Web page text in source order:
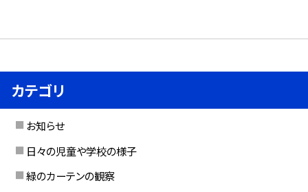
カテゴリ
お知らせ
日々の児童や学校の様子
緑のカーテンの観察